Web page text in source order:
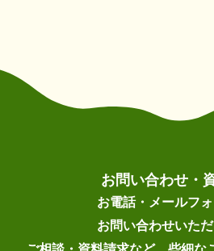
お問い合わせ・
お電話・メールフ
お問い合わせいただ